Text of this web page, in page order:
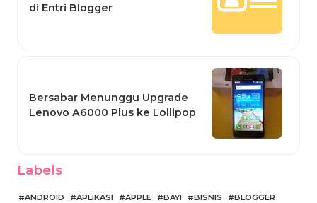
di Entri Blogger
Bersabar Menunggu Upgrade
Lenovo A6000 Plus ke Lollipop
Labels
ANDROID APLIKASI APPLE BAYI BISNIS BLOGGER